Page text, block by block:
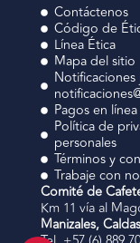
Contáctenos
Código de
Línea Ética
Mapa del sitio
Notificaciones
Pagos en línea
Política de
personales
Términos y
Trabaje con
Comité de
Km 11 vía al
Manizales, Caldas